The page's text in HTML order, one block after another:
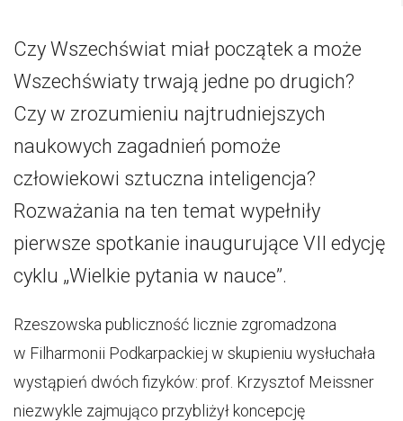
Czy Wszechświat miał początek a może
Wszechświaty trwają jedne po drugich?
Czy w zrozumieniu najtrudniejszych
naukowych zagadnień pomoże
człowiekowi sztuczna inteligencja?
Rozważania na ten temat wypełniły
pierwsze spotkanie inaugurujące VII edycję
cyklu „Wielkie pytania w nauce”.
Rzeszowska publiczność licznie zgromadzona
w Filharmonii Podkarpackiej w skupieniu wysłuchała
wystąpień dwóch fizyków: prof. Krzysztof Meissner
niezwykle zajmująco przybliżył koncepcję